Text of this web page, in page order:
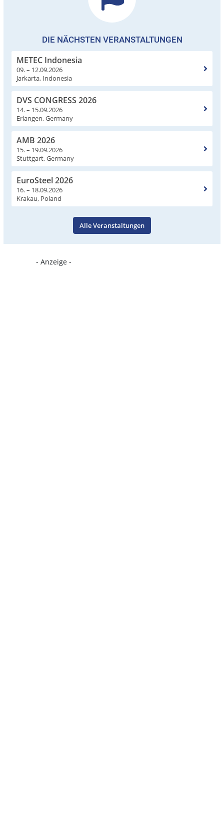
DIE NÄCHSTEN VERANSTALTUNGEN
METEC Indonesia
09. – 12.09.2026
Jarkarta, Indonesia
DVS CONGRESS 2026
14. – 15.09.2026
Erlangen, Germany
AMB 2026
15. – 19.09.2026
Stuttgart, Germany
EuroSteel 2026
16. – 18.09.2026
Krakau, Poland
Alle Veranstaltungen
- Anzeige -